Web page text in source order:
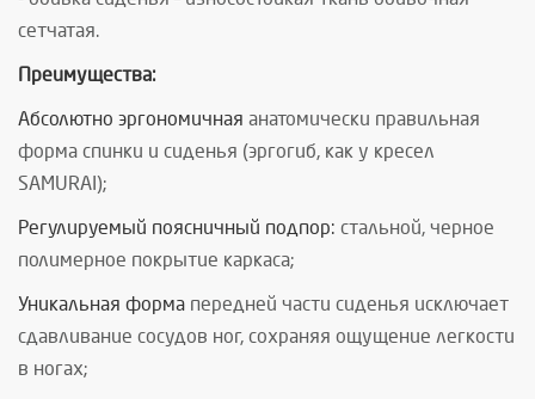
сетчатая.
Преимущества:
Абсолютно эргономичная анатомически правильная
форма спинки и сиденья (эргогиб, как у кресел
SAMURAI);
Регулируемый поясничный подпор: стальной, черное
полимерное покрытие каркаса;
Уникальная форма передней части сиденья исключает
сдавливание сосудов ног, сохраняя ощущение легкости
в ногах;